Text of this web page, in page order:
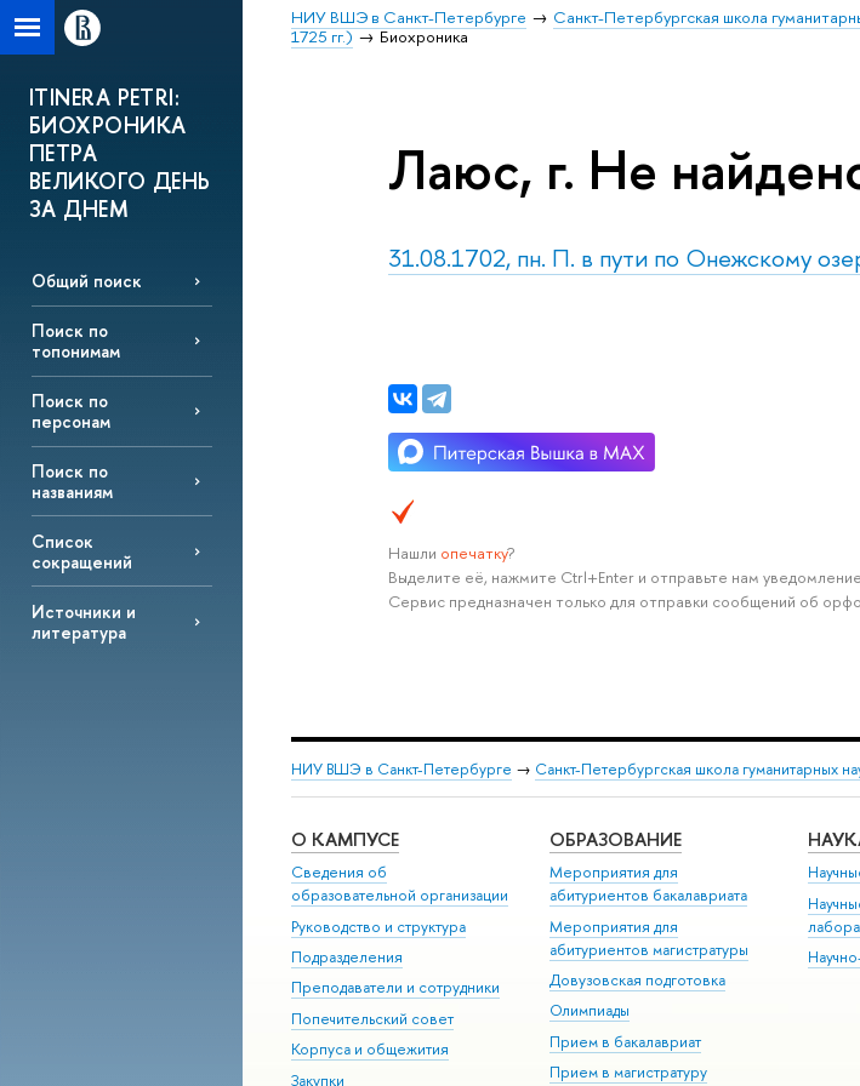
НИУ ВШЭ в Санкт-Петербурге Санкт-Петербургская школа
1725 гг.)
Биохроника
ITINERA PETRI:
БИОХРОНИКА
ПЕТРА
ВЕЛИКОГО ДЕНЬ
ЗА ДНЕМ
Общий поиск
Поиск по
топонимам
Поиск по
персонам
Поиск по
названиям
Список
сокращений
Источники и
литература
Лаюс, г. Не
31.08.1702, пн. П. в пути по Онежскому
Нашли опечатку?
Выделите её, нажмите Ctrl+Enter и отправьте нам
Сервис предназначен только для отправки сообщений об
НИУ ВШЭ в Санкт-Петербурге → Санкт-Петербургская школа гуманитарных
О КАМПУСЕ
Сведения об
образовательной организации
Руководство и структура
Подразделения
Преподаватели и сотрудники
Попечительский совет
Корпуса и общежития
Закупки
ОБРАЗОВАНИЕ
Мероприятия для
абитуриентов бакалавриата
Мероприятия для
абитуриентов магистратуры
Довузовская подготовка
Олимпиады
Прием в бакалавриат
Прием в магистратуру